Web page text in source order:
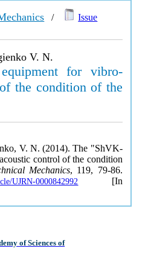
/
Issue
V. N.
for vibro-
the condition of the
V. N. (2014). The "ShVK-
control of the condition
Mechanics, 119, 79-86.
UJRN-0000842992 [In
of Sciences of